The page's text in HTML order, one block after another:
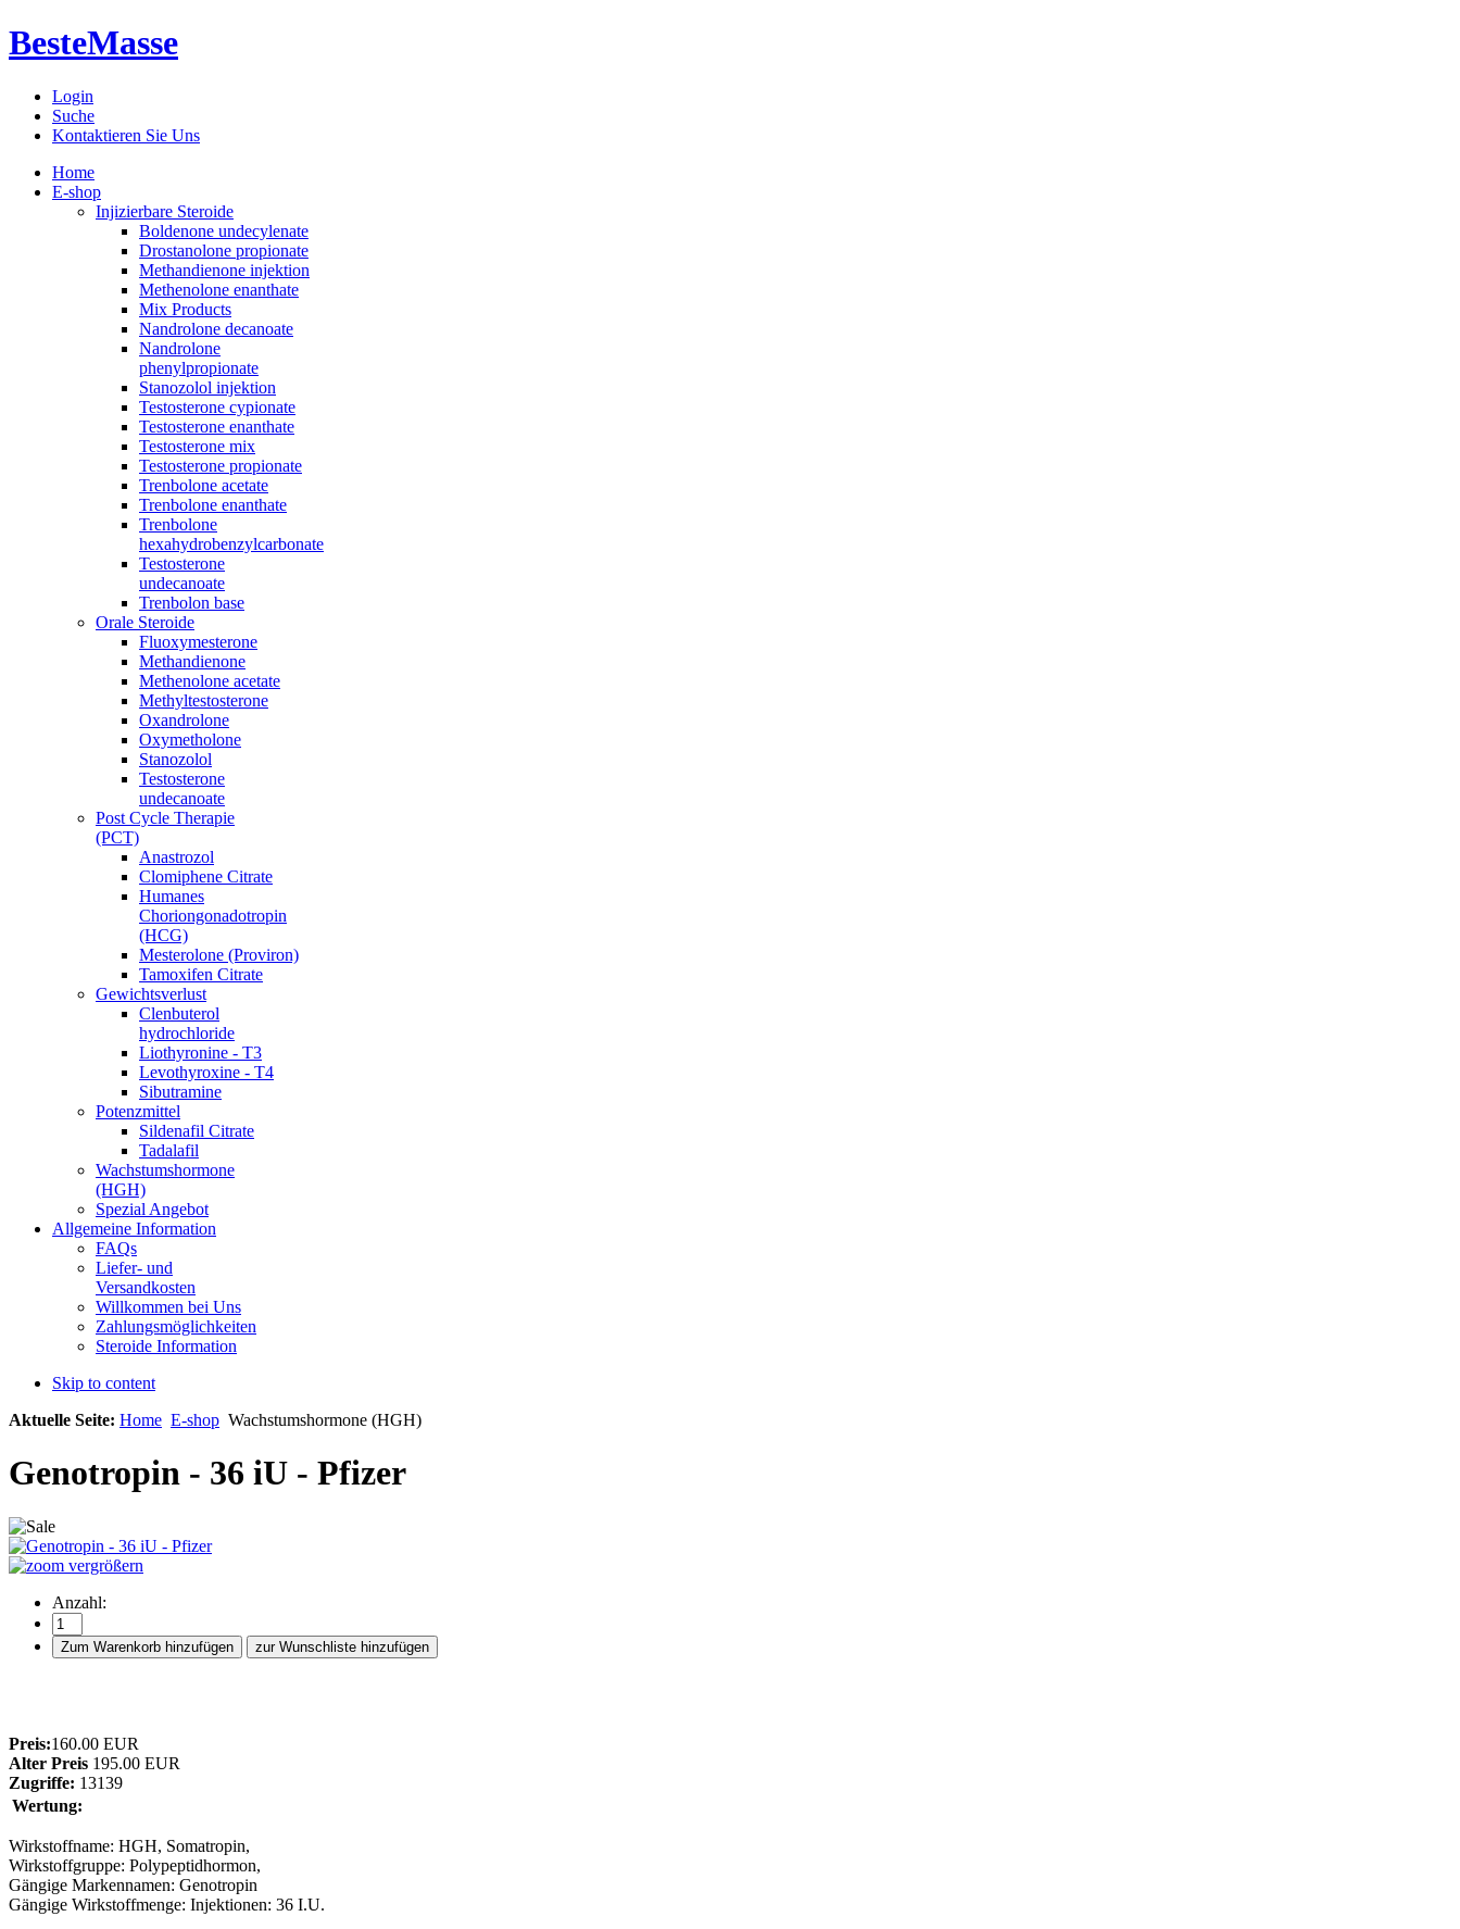
BesteMasse
Login
Suche
Kontaktieren Sie Uns
Home
E-shop
Injizierbare Steroide
Boldenone undecylenate
Drostanolone propionate
Methandienone injektion
Methenolone enanthate
Mix Products
Nandrolone decanoate
Nandrolone
phenylpropionate
Stanozolol injektion
Testosterone cypionate
Testosterone enanthate
Testosterone mix
Testosterone propionate
Trenbolone acetate
Trenbolone enanthate
Trenbolone
hexahydrobenzylcarbonate
Testosterone
undecanoate
Trenbolon base
Orale Steroide
Fluoxymesterone
Methandienone
Methenolone acetate
Methyltestosterone
Oxandrolone
Oxymetholone
Stanozolol
Testosterone
undecanoate
Post Cycle Therapie
(PCT)
Anastrozol
Clomiphene Citrate
Humanes
Choriongonadotropin
(HCG)
Mesterolone (Proviron)
Tamoxifen Citrate
Gewichtsverlust
Clenbuterol
hydrochloride
Liothyronine - T3
Levothyroxine - T4
Sibutramine
Potenzmittel
Sildenafil Citrate
Tadalafil
Wachstumshormone
(HGH)
Spezial Angebot
Allgemeine Information
FAQs
Liefer- und
Versandkosten
Willkommen bei Uns
Zahlungsmöglichkeiten
Steroide Information
Skip to content
Aktuelle Seite: Home E-shop Wachstumshormone (HGH)
Genotropin - 36 iU - Pfizer
vergrößern
Anzahl:
Preis:160.00 EUR
Alter Preis 195.00 EUR
Zugriffe: 13139
Wertung:
Wirkstoffname: HGH, Somatropin,
Wirkstoffgruppe: Polypeptidhormon,
Gängige Markennamen: Genotropin
Gängige Wirkstoffmenge: Injektionen: 36 I.U.